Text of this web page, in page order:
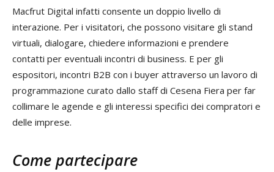
Macfrut Digital infatti consente un doppio livello di
interazione. Per i visitatori, che possono visitare gli stand
virtuali, dialogare, chiedere informazioni e prendere
contatti per eventuali incontri di business. E per gli
espositori, incontri B2B con i buyer attraverso un lavoro di
programmazione curato dallo staff di Cesena Fiera per far
collimare le agende e gli interessi specifici dei compratori e
delle imprese.
Come partecipare